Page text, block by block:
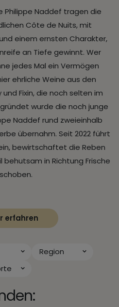
Philippe Naddef tragen die
Côte de Nuits, mit
einem ernsten Charakter,
an Tiefe gewinnt. Wer
jedes Mal ein Vermögen
ehrliche Weine aus den
Fixin, die noch selten im
wurde die noch junge
Naddef rund zweieinhalb
übernahm. Seit 2022 führt
bewirtschaftet die Reben
in Richtung Frische
erfahren
Region